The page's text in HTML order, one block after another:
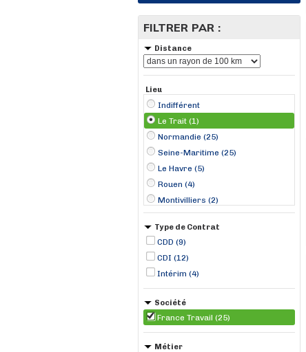
FILTRER PAR :
Distance
Lieu
Indifférent
Le Trait (1)
Normandie (25)
Seine-Maritime (25)
Le Havre (5)
Rouen (4)
Montivilliers (2)
Rogerville (2)
Senneville-sur-Fécamp (2)
Dieppe (1)
Elbeuf (1)
Eu (1)
Type de Contrat
CDD (9)
CDI (12)
Intérim (4)
Société
France Travail (25)
Métier